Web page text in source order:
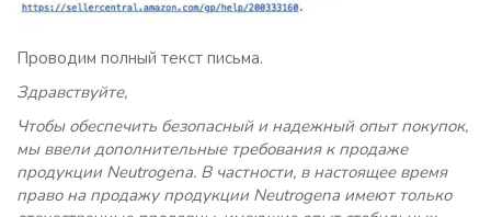
Проводим полный текст письма.
Здравствуйте,
Чтобы обеспечить безопасный и надежный опыт покупок,
мы ввели дополнительные требования к продаже
продукции Neutrogena. В частности, в настоящее время
право на продажу продукции Neutrogena имеют только